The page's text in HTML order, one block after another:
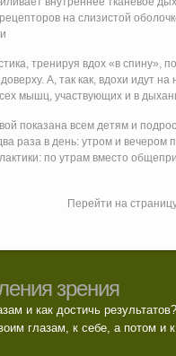
на слизистой
тренируя вдох «в спину»,
А, так как, вдохи идут
мышц, участвующих и в
показана всем детям и
раза в день: утром и
по утрам вместо
Перейти на
зрения
и как достичь результатов?
глазам, к себе, а потом и к